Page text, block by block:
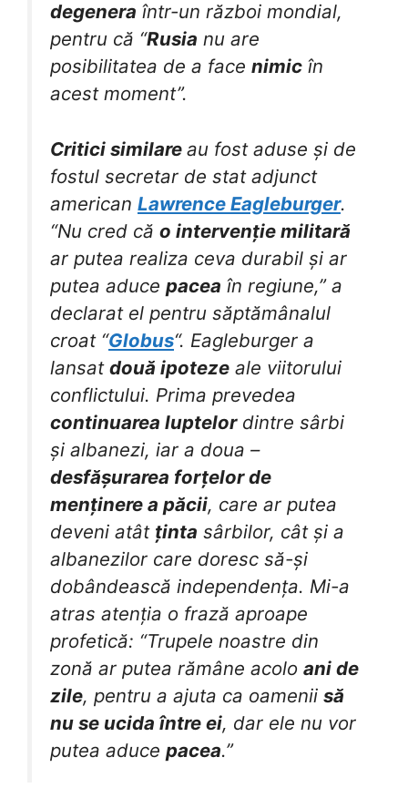
degenera într-un război mondial,
pentru că “Rusia nu are
posibilitatea de a face nimic în
acest moment”.
Critici similare au fost aduse și de
fostul secretar de stat adjunct
american Lawrence Eagleburger.
“Nu cred că o intervenție militară
ar putea realiza ceva durabil și ar
putea aduce pacea în regiune,” a
declarat el pentru săptămânalul
croat “Globus“. Eagleburger a
lansat două ipoteze ale viitorului
conflictului. Prima prevedea
continuarea luptelordintre sârbi
și albanezi, iar a doua –
desfășurarea forțelor de
menținere a păcii, care ar putea
deveni atât ținta sârbilor, cât și a
albanezilor care doresc să-și
dobândească independența. Mi-a
atras atenția o frază aproape
profetică: “Trupele noastre din
zonă ar putea rămâne acolo ani de
zile, pentru a ajuta ca oamenii să
nu se ucida între ei, dar ele nu vor
putea aduce pacea.”